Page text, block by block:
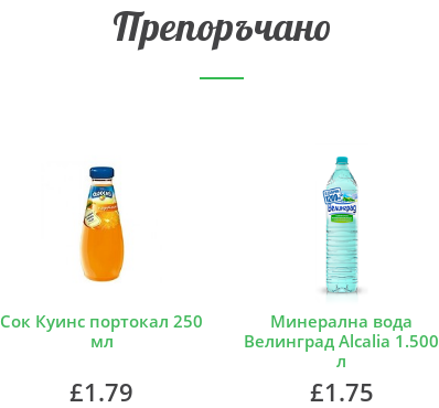
Препоръчано
Сок Куинс портокал 250
мл
£1.79
Минерална вода
Велинград Alcalia 1.500
л
£1.75